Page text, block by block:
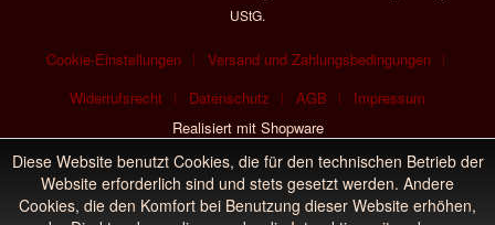
UStG.
Cookie-Einstellungen
Versand und Zahlungsbedingungen
Widerrufsrecht
Datenschutz AGB
Impressum
Realisiert mit Shopware
Diese Website benutzt Cookies, die für den technischen Betrieb der
Website erforderlich sind und stets gesetzt werden. Andere
Cookies, die den Komfort bei Benutzung dieser Website erhöhen,